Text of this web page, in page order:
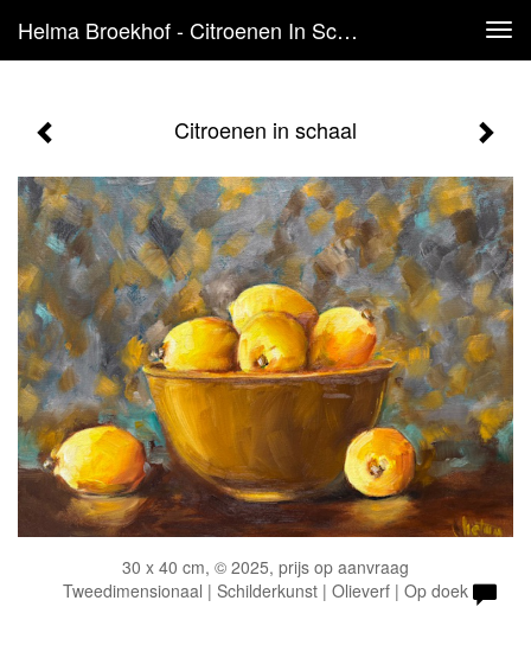
Helma Broekhof - Citroenen In Schaal
Citroenen in schaal
30 x 40 cm, © 2025, prijs op aanvraag
Tweedimensionaal | Schilderkunst | Olieverf | Op doek